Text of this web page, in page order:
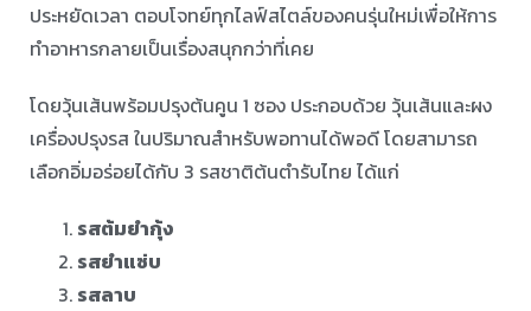
ประหยัดเวลา ตอบโจทย์ทุกไลฟ์สไตล์ของคนรุ่นใหม่เพื่อให้การ
ทำอาหารกลายเป็นเรื่องสนุกกว่าที่เคย ⠀ ⠀
โดยวุ้นเส้นพร้อมปรุงต้นคูน 1 ซอง ประกอบด้วย วุ้นเส้นและผง
เครื่องปรุงรส ในปริมาณสำหรับพอทานได้พอดี โดยสามารถ
เลือกอิ่มอร่อยได้กับ 3 รสชาติต้นตำรับไทย ได้แก่ ⠀ ⠀
รสต้มยำกุ้ง
รสยำแซ่บ
รสลาบ